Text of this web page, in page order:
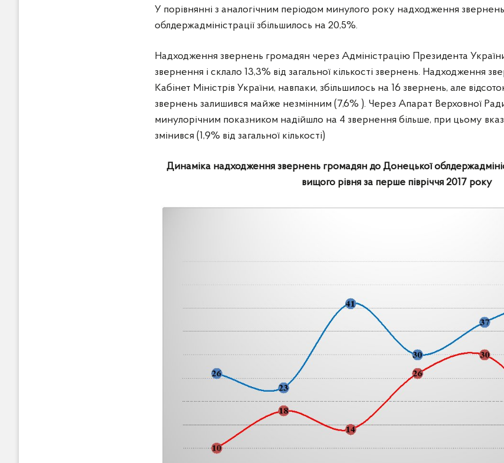
У порівнянні з аналогічним періодом минулого року надходження
облдержадміністрації збільшилось на 20,5%.
Надходження звернень громадян через Адміністрацію Президента
звернення і склало 13,3% від загальної кількості звернень. Надходження
Кабінет Міністрів України, навпаки, збільшилось на 16 звернень, але відсоток
звернень залишився майже незмінним (7,6% ). Через Апарат Верховної
минулорічним показником надійшло на 4 звернення більше, при цьому
змінився (1,9% від загальної кількості)
Динаміка надходження звернень громадян до Донецької
вищого рівня за перше півріччя 2017 року